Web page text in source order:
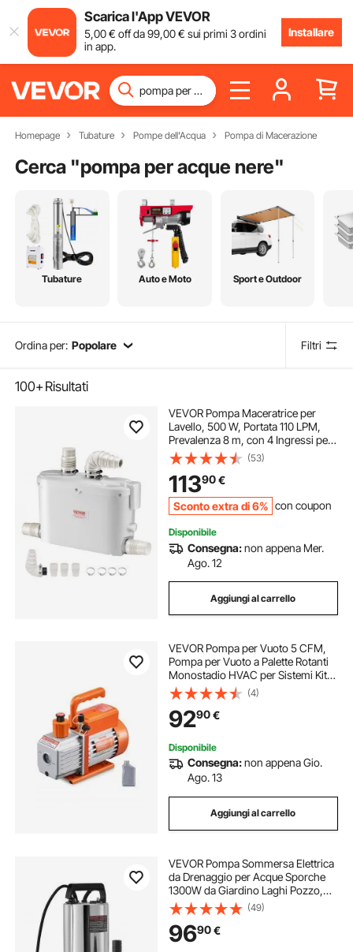
Scarica l'App VEVOR
5,00€ off da99,00€ sui primi 3 ordini
in app.
Installare
Homepage Tubature Pompe dell'Acqua Pompa di Macerazione
Cerca "pompa per acque nere"
Tubature Auto e Moto Sport e Outdoor
Ordina per: Popolare Filtri
100+Risultati
VEVOR Pompa Maceratrice per
Lavello, 500 W, Portata 110 LPM,
Prevalenza 8 m, con 4 Ingressi per
l'Acqua, Macchina per Smaltimento
delle Acque Reflue per Cucina,
Seminterrato, Doccia
(53)
11390€
Sconto extra di 6% con coupon
Disponibile
Consegna:non appena Mer.
Ago. 12
Aggiungi al carrello
VEVOR Pompa per Vuoto 5 CFM,
Pompa per Vuoto a Palette Rotanti
Monostadio HVAC per Sistemi Kit
Pompa per Vuoto AC per Auto con
Contenitore per Olio per
Manutenzione Aria Condizionata da
Veicoli
(4)
9290€
Disponibile
Consegna:non appena Gio.
Ago. 13
Aggiungi al carrello
VEVOR Pompa Sommersa Elettrica
da Drenaggio per Acque Sporche
1300W da Giardino Laghi Pozzo,
Elettropompa a Immersione per
Drenaggio di Acque Sporche Nere
Scure 10A 1300W per Piscina
Giardino Pozzetto
(49)
9690€